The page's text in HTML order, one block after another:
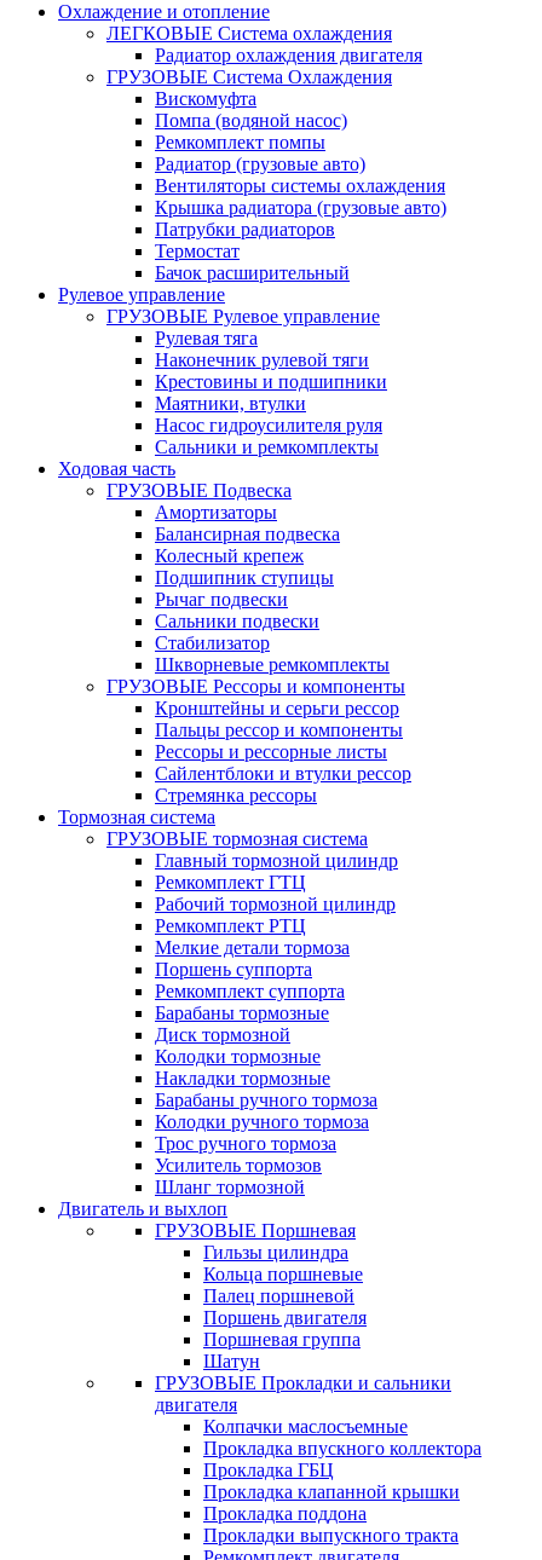
Охлаждение и отопление
ЛЕГКОВЫЕ Система охлаждения
Радиатор охлаждения двигателя
ГРУЗОВЫЕ Система Охлаждения
Вискомуфта
Помпа (водяной насос)
Ремкомплект помпы
Радиатор (грузовые авто)
Вентиляторы системы охлаждения
Крышка радиатора (грузовые авто)
Патрубки радиаторов
Термостат
Бачок расширительный
Рулевое управление
ГРУЗОВЫЕ Рулевое управление
Рулевая тяга
Наконечник рулевой тяги
Крестовины и подшипники
Маятники, втулки
Насос гидроусилителя руля
Сальники и ремкомплекты
Ходовая часть
ГРУЗОВЫЕ Подвеска
Амортизаторы
Балансирная подвеска
Колесный крепеж
Подшипник ступицы
Рычаг подвески
Сальники подвески
Стабилизатор
Шкворневые ремкомплекты
ГРУЗОВЫЕ Рессоры и компоненты
Кронштейны и серьги рессор
Пальцы рессор и компоненты
Рессоры и рессорные листы
Сайлентблоки и втулки рессор
Стремянка рессоры
Тормозная система
ГРУЗОВЫЕ тормозная система
Главный тормозной цилиндр
Ремкомплект ГТЦ
Рабочий тормозной цилиндр
Ремкомплект РТЦ
Мелкие детали тормоза
Поршень суппорта
Ремкомплект суппорта
Барабаны тормозные
Диск тормозной
Колодки тормозные
Накладки тормозные
Барабаны ручного тормоза
Колодки ручного тормоза
Трос ручного тормоза
Усилитель тормозов
Шланг тормозной
Двигатель и выхлоп
ГРУЗОВЫЕ Поршневая
Гильзы цилиндра
Кольца поршневые
Палец поршневой
Поршень двигателя
Поршневая группа
Шатун
ГРУЗОВЫЕ Прокладки и сальники
двигателя
Колпачки маслосъемные
Прокладка впускного коллектора
Прокладка ГБЦ
Прокладка клапанной крышки
Прокладка поддона
Прокладки выпускного тракта